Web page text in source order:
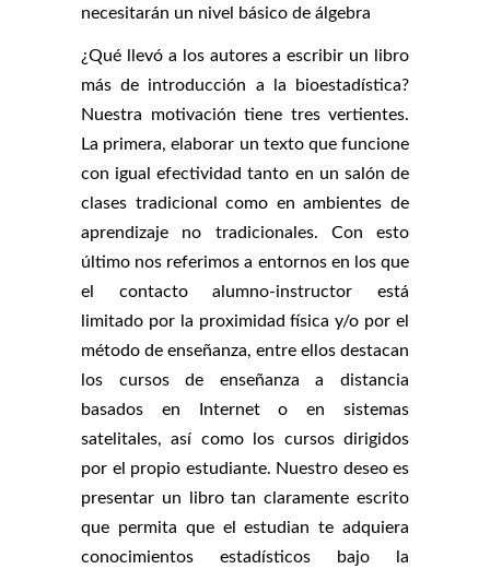
necesitarán un nivel básico de álgebra
¿Qué llevó a los autores a escribir un libro
más de introducción a la bioestadística?
Nuestra motivación tiene tres vertientes.
La primera, elaborar un texto que funcione
con igual efectividad tanto en un salón de
clases tradicional como en ambientes de
aprendizaje no tradicionales. Con esto
último nos referimos a entornos en los que
el contacto alumno-instructor está
limitado por la proximidad física y/o por el
método de enseñanza, entre ellos destacan
los cursos de enseñanza a distancia
basados en Internet o en sistemas
satelitales, así como los cursos dirigidos
por el propio estudiante. Nuestro deseo es
presentar un libro tan claramente escrito
que permita que el estudian te adquiera
conocimientos estadísticos bajo la